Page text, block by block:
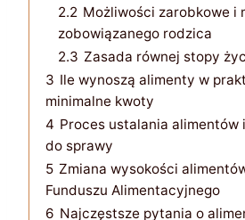
2.2 Możliwości zarobkowe i
zobowiązanego rodzica
2.3 Zasada równej stopy
3 Ile wynoszą alimenty w
minimalne kwoty
4 Proces ustalania alimentów
do sprawy
5 Zmiana wysokości
Funduszu Alimentacyjnego
6 Najczęstsze pytania o